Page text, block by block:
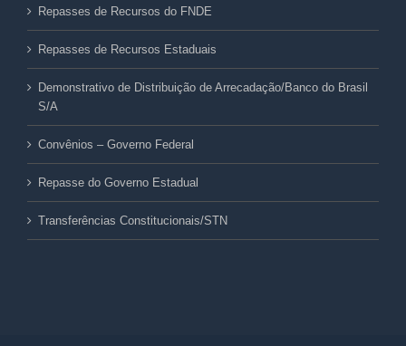
Repasses de Recursos do FNDE
Repasses de Recursos Estaduais
Demonstrativo de Distribuição de Arrecadação/Banco do Brasil
S/A
Convênios – Governo Federal
Repasse do Governo Estadual
Transferências Constitucionais/STN